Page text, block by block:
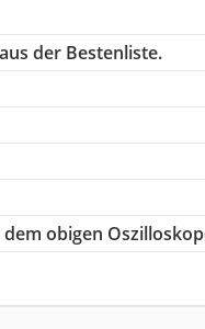
der Bestenliste.
obigen